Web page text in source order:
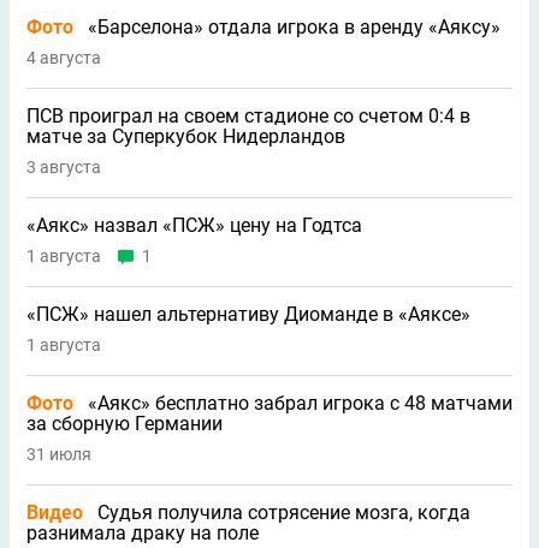
Фото «Барселона» отдала игрока в аренду «Аяксу»
4 августа
ПСВ проиграл на своем стадионе со счетом 0:4 в
матче за Суперкубок Нидерландов
3 августа
«Аякс» назвал «ПСЖ» цену на Годтса
1 августа 1
«ПСЖ» нашел альтернативу Диоманде в «Аяксе»
1 августа
Фото
«Аякс» бесплатно забрал игрока с 48 матчами
за сборную Германии
31 июля
Видео
Судья получила сотрясение мозга, когда
разнимала драку на поле